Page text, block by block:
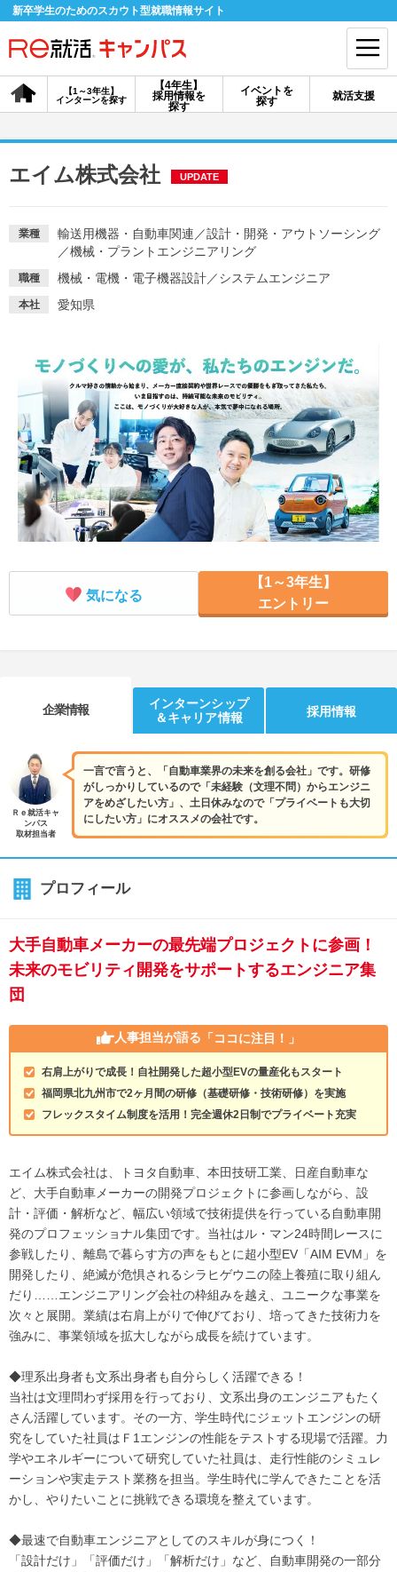
新卒学生のためのスカウト型就職情報サイト
【4年生】
採用情報を
探す
【1～3年生】
インターンを探す
イベントを
探す
就活支援
会員登録 ログイン
探す
【4年生】
【4年生】
就活ノウハウ・サポート
就活支援
就活ノウハウが満載！
就活コラム
お役立ち記事・相談室など
適職診断
あなたに合う仕事を診断！
就活チャンネル
動画で対策講座をチェック
就活時事ニュースを更新 不明点があればこちら
エイム株式会社 UPDATE
業種 輸送用機器・自動車関連 ／設計・開発・アウトソーシング
／機械・プラントエンジニアリング
職種 機械・電機・電子機器設計／システムエンジニア
本社 愛知県
気になる
【1～3年生】
エントリー
企業情報
インターンシップ
＆キャリア情報
採用情報
一言で言うと、「自動車業界の未来を創る会社」です。研修
がしっかりしているので「未経験（文理不問）からエンジニ
アをめざしたい方」、土日休みなので「プライベートも大切
にしたい方」にオススメの会社です。
Ｒｅ就活キャ
ンパス
取材担当者
プロフィール
大手自動車メーカーの最先端プロジェクトに参画！
未来のモビリティ開発をサポートするエンジニア集
団
人事担当が語る 「ココに注目！」
右肩上がりで成長！自社開発した超小型EVの量産化もスタート
福岡県北九州市で2ヶ月間の研修（基礎研修・技術研修）を実施
フレックスタイム制度を活用！完全週休2日制でプライベート充実
エイム株式会社は、トヨタ自動車、本田技研工業、日産自動車な
ど、大手自動車メーカーの開発プロジェクトに参画しながら、設
計・評価・解析など、幅広い領域で技術提供を行っている自動車開
発のプロフェッショナル集団です。当社はル・マン24時間レースに
参戦したり、離島で暮らす方の声をもとに超小型EV「AIM EVM」を
開発したり、絶滅が危惧されるシラヒゲウニの陸上養殖に取り組ん
だり……エンジニアリング会社の枠組みを越え、ユニークな事業を
次々と展開。業績は右肩上がりで伸びており、培ってきた技術力を
強みに、事業領域を拡大しながら成長を続けています。
◆理系出身者も文系出身者も自分らしく活躍できる！
当社は文理問わず採用を行っており、文系出身のエンジニアもたく
さん活躍しています。その一方、学生時代にジェットエンジンの研
究をしていた社員はＦ1エンジンの性能をテストする現場で活躍。力
学やエネルギーについて研究していた社員は、走行性能のシミュレ
ーションや実走テスト業務を担当。学生時代に学んできたことを活
かし、やりたいことに挑戦できる環境を整えています。
◆最速で自動車エンジニアとしてのスキルが身につく！
「設計だけ」「評価だけ」「解析だけ」など、自動車開発の一部分